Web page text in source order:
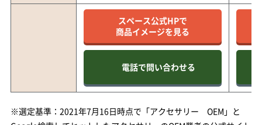
スペース公式HPで
商品イメージを見る
電話で問い合わせる
※選定基準：2021年7月16日時点で「アクセサリー OEM」と